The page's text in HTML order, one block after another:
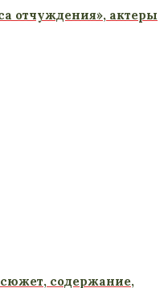
отчуждения», актеры
содержание,